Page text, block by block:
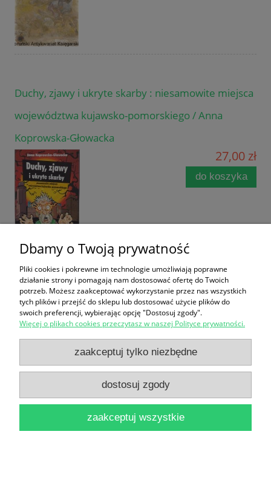
Duchy, zjawy i ukryte skarby : niesamowite miejsca
województwa kujawsko-pomorskiego / Anna
Koprowska-Głowacka
27,00 zł
do koszyka
750-lecie ziemi gniewskiej : dziś i jutro : informator
/ Zdzisław Ciesiołkiewicz, Stanisław J. Wilczyński
12,90 zł
do koszyka
Dbamy o Twoją prywatność
Pliki cookies i pokrewne im technologie umożliwiają poprawne
działanie strony i pomagają nam dostosować ofertę do Twoich
potrzeb. Możesz zaakceptować wykorzystanie przez nas wszystkich
tych plików i przejść do sklepu lub dostosować użycie plików do
swoich preferencji, wybierając opcję "Dostosuj zgody".
Więcej o plikach cookies przeczytasz w naszej Polityce prywatności.
zaakceptuj tylko niezbędne
dostosuj zgody
zaakceptuj wszystkie